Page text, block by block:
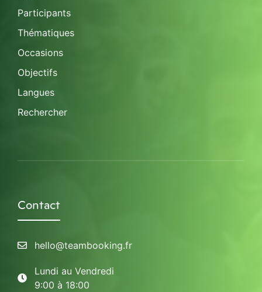
Participants
Thématiques
Occasions
Objectifs
Langues
Rechercher
Contact
hello@teambooking.fr
Lundi au Vendredi
9:00 à 18:00